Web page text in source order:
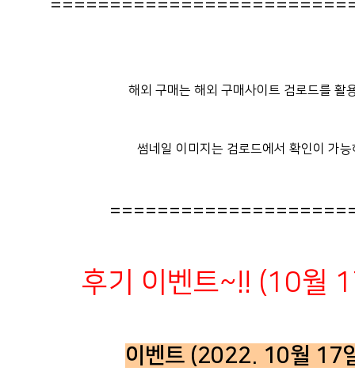
해외 구매는 해외 구매사이트 검로드를 활
썸네일 이미지는 검로드에서 확인이 가능
후기 이벤트~!! (10월
이벤트 (2022. 10월 17